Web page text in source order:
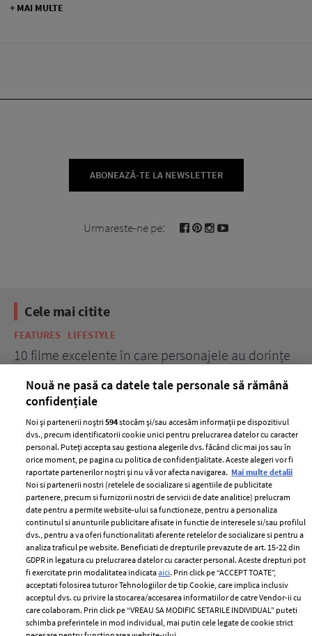
+ MAI MULTE
ABONEAZĂ-TE LA NEWSLETTER
Urmareste-ne pe:
Cele mai citite
FEATURES LIFESTYLE
10 filme excelente în care personajele au dorințe
ELLE Style Awards
2024
Despre ELLE
Romania
Contact
Abonamente
Termeni si conditii
Politica de
confidențialitate
Politica de cookies
Publicitate
Nouă ne pasă ca datele tale personale să rămână
confidențiale
Noi și partenerii noștri594stocăm și/sau accesăm informații pe dispozitivul
dvs., precum identificatorii cookie unici pentru prelucrarea datelor cu caracter
personal. Puteți accepta sau gestiona alegerile dvs. făcând clic mai jos sau în
orice moment, pe pagina cu politica de confidențialitate. Aceste alegeri vor fi
raportate partenerilor noștri și nu vă vor afecta navigarea. Mai multe detalii
Noi si partenerii nostri (retelele de socializare si agentiile de publicitate
partenere, precum si furnizorii nostri de servicii de date analitice) prelucram
date pentru a permite website-ului sa functioneze, pentru a personaliza
continutul si anunturile publicitare afisate in functie de interesele si/sau profilul
dvs., pentru a va oferi functionalitati aferente retelelor de socializare si pentru a
analiza traficul pe website. Beneficiati de drepturile prevazute de art. 15-22 din
GDPR in legatura cu prelucrarea datelor cu caracter personal. Aceste drepturi pot
fi exercitate prin modalitatea indicataaici. Prin click pe “ACCEPT TOATE”,
acceptati folosirea tuturor Tehnologiilor de tip Cookie, care implica inclusiv
acceptul dvs. cu privire la stocarea/accesarea informatiilor de catre Vendor-ii cu
care colaboram. Prin click pe “VREAU SA MODIFIC SETARILE INDIVIDUAL” puteti
schimba preferintele in mod individual, mai putin cele legate de cookie strict